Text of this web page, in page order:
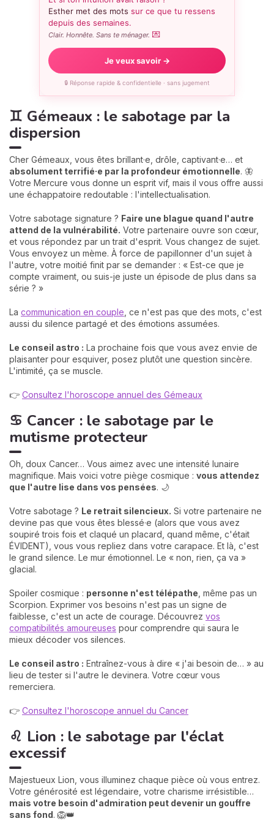
Esther met des mots sur ce que tu ressens
depuis des semaines.
Clair. Honnête. Sans te ménager. 💌
Je veux savoir →
🔒 Réponse rapide & confidentielle · sans jugement
♊ Gémeaux : le sabotage par la
dispersion
Cher Gémeaux, vous êtes brillant·e, drôle, captivant·e… et
absolument terrifié·e par la profondeur émotionnelle. 🦋
Votre Mercure vous donne un esprit vif, mais il vous offre aussi
une échappatoire redoutable : l'intellectualisation.
Votre sabotage signature ? Faire une blague quand l'autre
attend de la vulnérabilité. Votre partenaire ouvre son cœur,
et vous répondez par un trait d'esprit. Vous changez de sujet.
Vous envoyez un mème. À force de papillonner d'un sujet à
l'autre, votre moitié finit par se demander : « Est-ce que je
compte vraiment, ou suis-je juste un épisode de plus dans sa
série ? »
La communication en couple , ce n'est pas que des mots, c'est
aussi du silence partagé et des émotions assumées.
Le conseil astro : La prochaine fois que vous avez envie de
plaisanter pour esquiver, posez plutôt une question sincère.
L'intimité, ça se muscle.
👉 Consultez l'horoscope annuel des Gémeaux
♋ Cancer : le sabotage par le
mutisme protecteur
Oh, doux Cancer… Vous aimez avec une intensité lunaire
magnifique. Mais voici votre piège cosmique : vous attendez
que l'autre lise dans vos pensées. 🌙
Votre sabotage ? Le retrait silencieux. Si votre partenaire ne
devine pas que vous êtes blessé·e (alors que vous avez
soupiré trois fois et claqué un placard, quand même, c'était
ÉVIDENT), vous vous repliez dans votre carapace. Et là, c'est
le grand silence. Le mur émotionnel. Le « non, rien, ça va »
glacial.
Spoiler cosmique : personne n'est télépathe , même pas un
Scorpion. Exprimer vos besoins n'est pas un signe de
faiblesse, c'est un acte de courage. Découvrez vos
compatibilités amoureuses pour comprendre qui saura le
mieux décoder vos silences.
Le conseil astro : Entraînez-vous à dire « j'ai besoin de… » au
lieu de tester si l'autre le devinera. Votre cœur vous
remerciera.
👉 Consultez l'horoscope annuel du Cancer
♌ Lion : le sabotage par l'éclat
excessif
Majestueux Lion, vous illuminez chaque pièce où vous entrez.
Votre générosité est légendaire, votre charisme irrésistible…
mais votre besoin d'admiration peut devenir un gouffre
sans fond. 🦁👑